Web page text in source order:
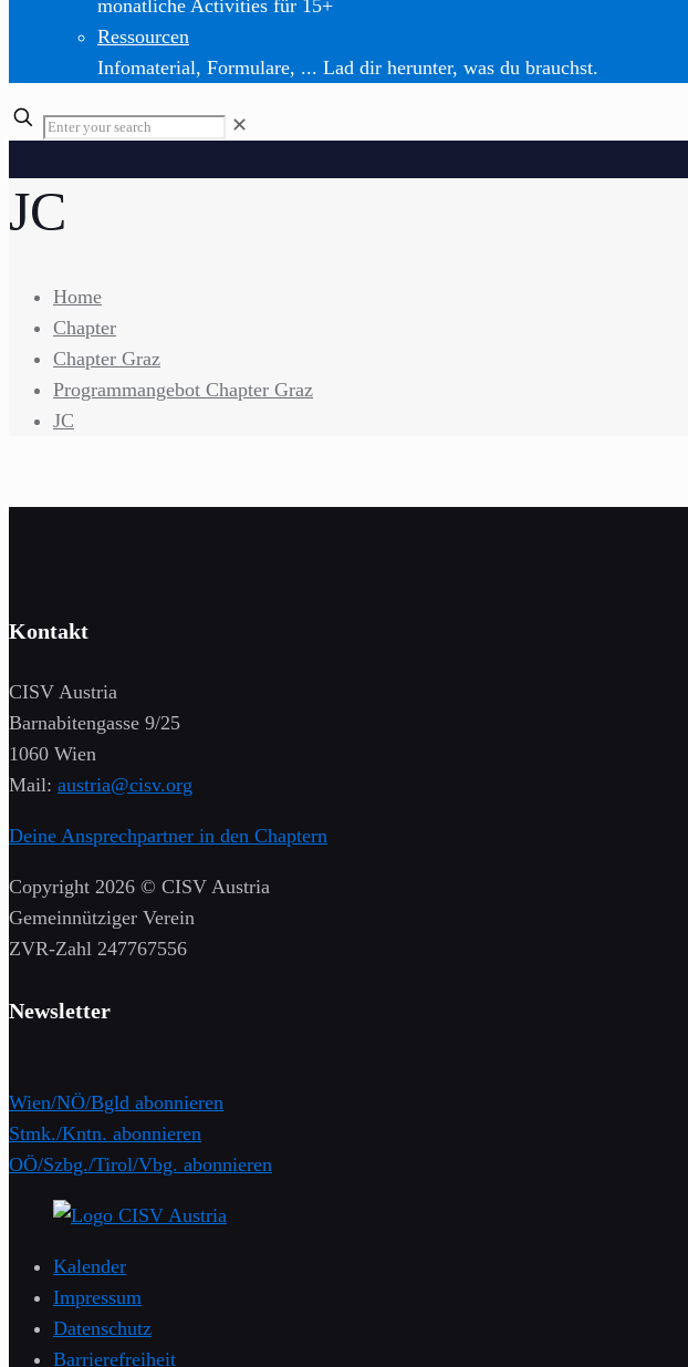
monatliche Activities für 15+
Ressourcen
Infomaterial, Formulare, ... Lad dir herunter, was du brauchst.
✕
JC
Home
Chapter
Chapter Graz
Programmangebot Chapter Graz
JC
Kontakt
CISV Austria
Barnabitengasse 9/25
1060 Wien
Mail: austria@cisv.org
Deine Ansprechpartner in den Chaptern
Copyright 2026 © CISV Austria
Gemeinnütziger Verein
​ZVR-Zahl 247767556
Newsletter
Wien/NÖ/Bgld abonnieren
Stmk./Kntn. abonnieren
OÖ/Szbg./Tirol/Vbg. abonnieren
Kalender
Impressum
Datenschutz
Barrierefreiheit